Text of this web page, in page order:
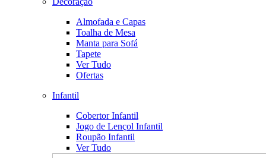
Almofada e Capas
Toalha de Mesa
Manta para Sofá
Tapete
Ver Tudo
Ofertas
Infantil
Cobertor Infantil
Jogo de Lençol Infantil
Roupão Infantil
Ver Tudo